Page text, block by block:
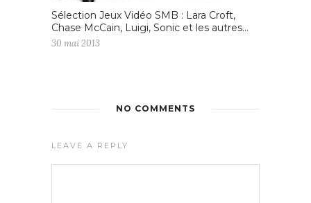
Sélection Jeux Vidéo SMB : Lara Croft,
Chase McCain, Luigi, Sonic et les autres…
30 mai 2013
NO COMMENTS
LEAVE A REPLY